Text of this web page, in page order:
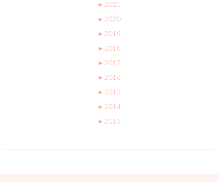
► 2021
► 2020
► 2019
► 2018
► 2017
► 2016
► 2015
► 2014
► 2013